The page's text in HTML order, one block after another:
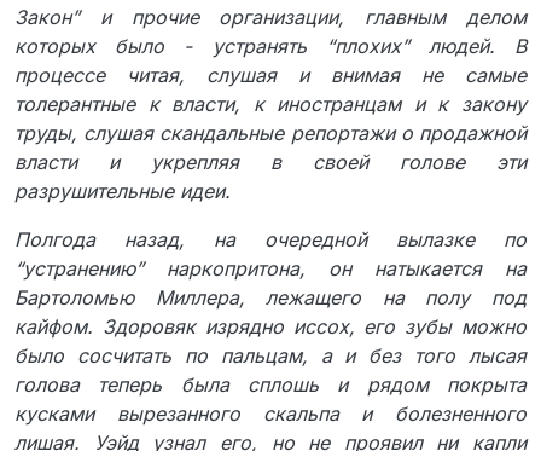
Закон” и прочие организации, главным делом
которых было - устранять “плохих” людей. В
процессе читая, слушая и внимая не самые
толерантные к власти, к иностранцам и к закону
труды, слушая скандальные репортажи о продажной
власти и укрепляя в своей голове эти
разрушительные идеи.
Полгода назад, на очередной вылазке по
“устранению” наркопритона, он натыкается на
Бартоломью Миллера, лежащего на полу под
кайфом. Здоровяк изрядно иссох, его зубы можно
было сосчитать по пальцам, а и без того лысая
голова теперь была сплошь и рядом покрыта
кусками вырезанного скальпа и болезненного
лишая. Уэйд узнал его, но не проявил ни капли